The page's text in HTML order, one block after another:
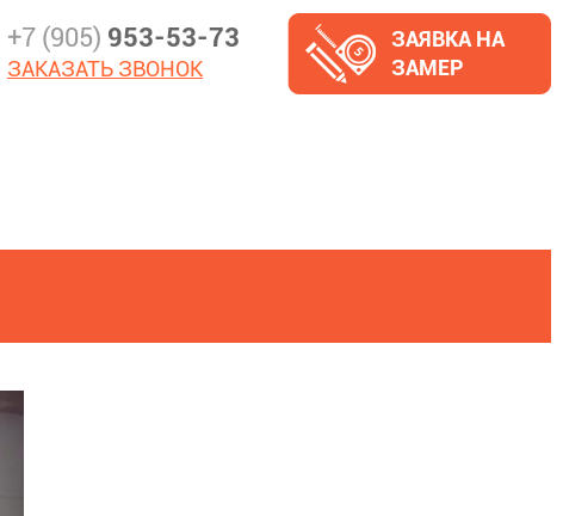
+7 (905) 953-53-73
ЗАКАЗАТЬ ЗВОНОК
ЗАЯВКА НА
ЗАМЕР